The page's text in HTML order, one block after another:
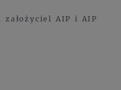
założyciel AIP i AIP